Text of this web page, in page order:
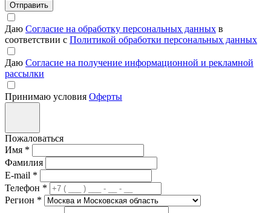
Отправить
Даю Согласие на обработку персональных данных в
соответствии с Политикой обработки персональных данных
Даю Согласие на получение информационной и рекламной
рассылки
Принимаю условия Оферты
Пожаловаться
Имя *
Фамилия
E-mail *
Телефон *
Регион *